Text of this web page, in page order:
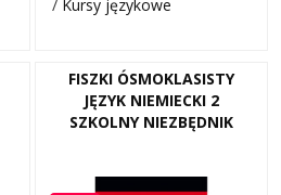
/ Kursy językowe
FISZKI ÓSMOKLASISTY
JĘZYK NIEMIECKI 2
SZKOLNY NIEZBĘDNIK